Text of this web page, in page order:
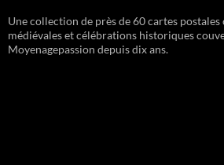
Une collection de près de 60 cartes postales
médiévales et célébrations historiques
Moyenagepassion depuis dix ans.